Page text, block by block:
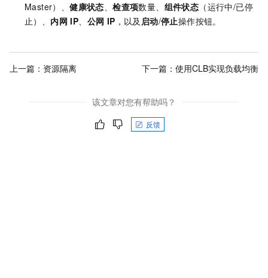
Master）、健康状态、检查项数量、 组件状态 （运行中/已停
止）、 内网 IP、 公网 IP ，以及 启动/停止操作按钮。
上一篇： 资源隔离 下一篇： 使用CLB实现负载均衡
该文章对您有帮助吗？
反馈